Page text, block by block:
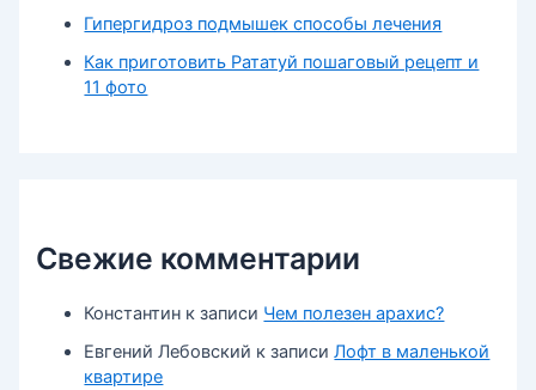
Гипергидроз подмышек способы лечения
Как приготовить Рататуй пошаговый рецепт и
11 фото
Свежие комментарии
Константин к записи Чем полезен арахис?
Евгений Лебовский к записиЛофт в маленькой
квартире